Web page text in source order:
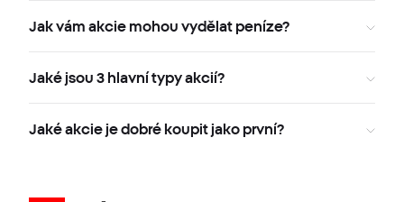
Jak vám akcie mohou vydělat peníze?
Jaké jsou 3 hlavní typy akcií?
Jaké akcie je dobré koupit jako první?